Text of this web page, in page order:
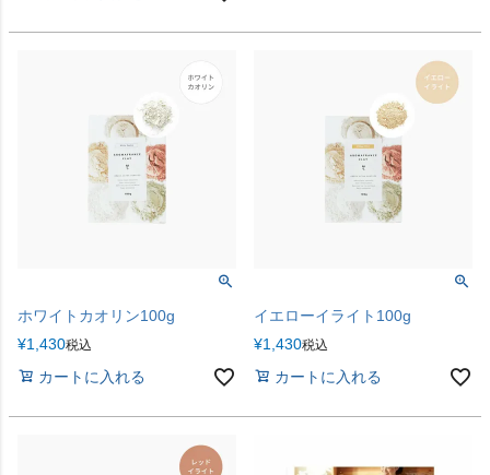
ホワイトカオリン100g
¥1,430税込
カートに入れる
イエローイライト100g
¥1,430税込
カートに入れる